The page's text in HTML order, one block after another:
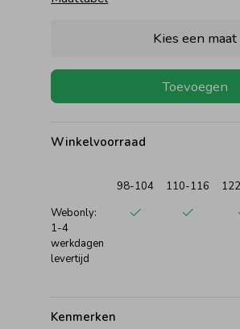
Kies een maat
Toevoegen
Winkelvoorraad
98-104 110-116
Webonly:
1-4
werkdagen
levertijd
Kenmerken